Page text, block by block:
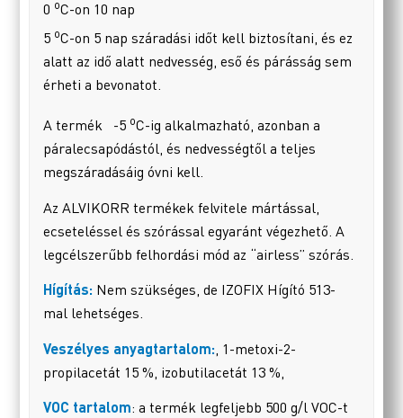
0 oC-on 10 nap
5 oC-on 5 nap száradási időt kell biztosítani, és ez
alatt az idő alatt nedvesség, eső és párásság sem
érheti a bevonatot.
A termék -5 oC-ig alkalmazható, azonban a
páralecsapódástól, és nedvességtől a teljes
megszáradásáig óvni kell.
Az ALVIKORR termékek felvitele mártással,
ecseteléssel és szórással egyaránt végezhető. A
legcélszerűbb felhordási mód az “airless” szórás.
Hígítás: Nem szükséges, de IZOFIX Hígító 513-
mal lehetséges.
Veszélyes anyagtartalom: , 1-metoxi-2-
propilacetát 15 %, izobutilacetát 13 %,
VOC tartalom: a termék legfeljebb 500 g/l VOC-t